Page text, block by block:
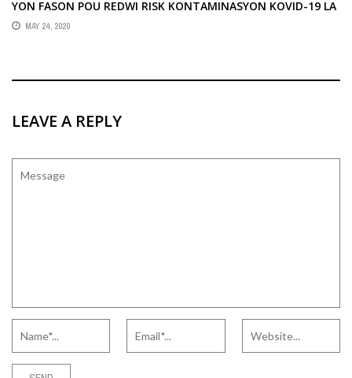
YON FASON POU REDWI RISK KONTAMINASYON KOVID-19 LA
MAY 24, 2020
LEAVE A REPLY